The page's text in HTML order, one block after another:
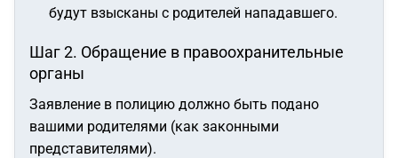
будут взысканы с родителей нападавшего.
Шаг 2. Обращение в правоохранительные
органы
Заявление в полицию должно быть подано
вашими родителями (как законными
представителями).